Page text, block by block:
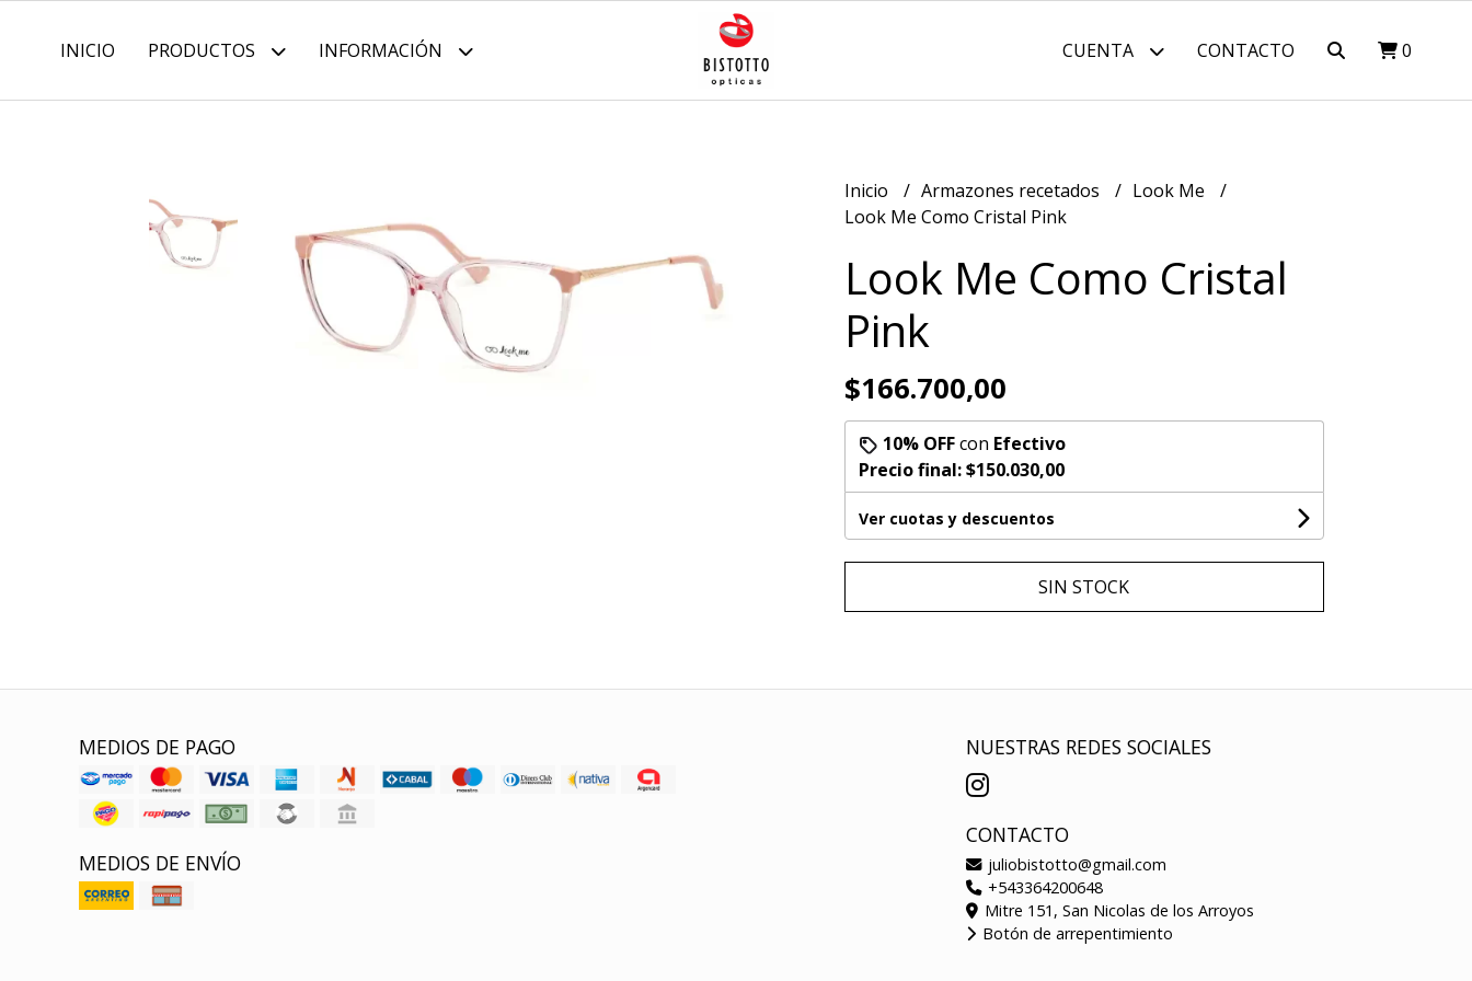
INICIO PRODUCTOS INFORMACIÓN CUENTA CONTACTO 0
Inicio Armazones recetados
Look Me
Look Me Como Cristal Pink
Look Me Como Cristal
Pink
$166.700,00
10% OFFcon Efectivo
Precio final:$150.030,00
Ver cuotas y descuentos
SIN STOCK
MEDIOS DE PAGO
MEDIOS DE ENVÍO
NUESTRAS REDES SOCIALES
CONTACTO
juliobistotto@gmail.com
+543364200648
Mitre 151, San Nicolas de los Arroyos
Botón de arrepentimiento